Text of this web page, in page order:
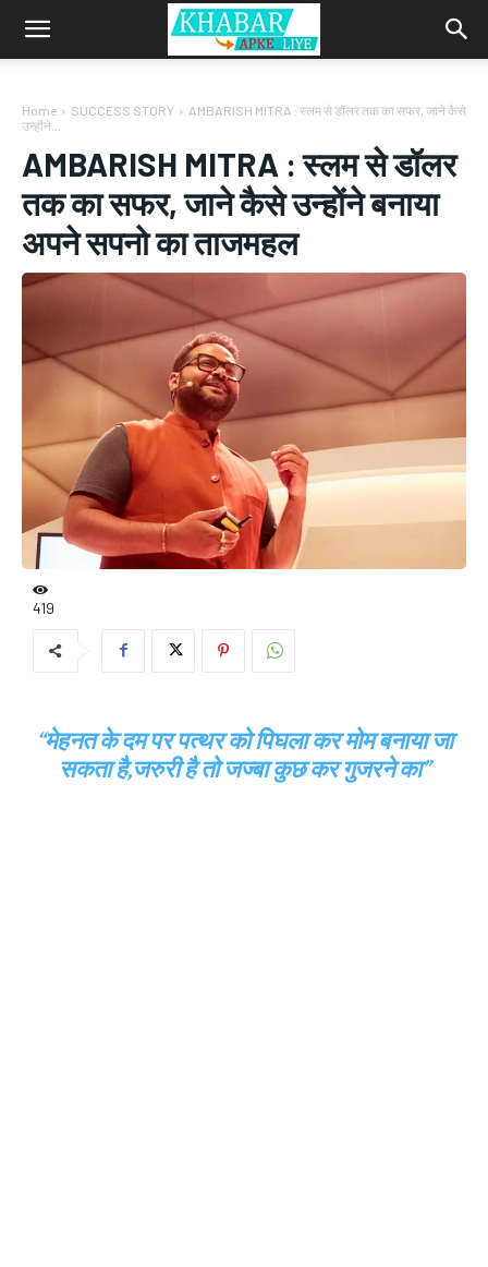
Home SUCCESS STORY
AMBARISH MITRA : स्लम से डॉलर तक का सफर, जाने कैसे
उन्होंने...
AMBARISH MITRA : स्लम से डॉलर
तक का सफर, जाने कैसे उन्होंने बनाया
अपने सपनो का ताजमहल
419
“मेहनत के दम पर पत्थर को पिघला कर मोम बनाया जा
सकता है,जरुरी है तो जज्बा कुछ कर गुजरने का”